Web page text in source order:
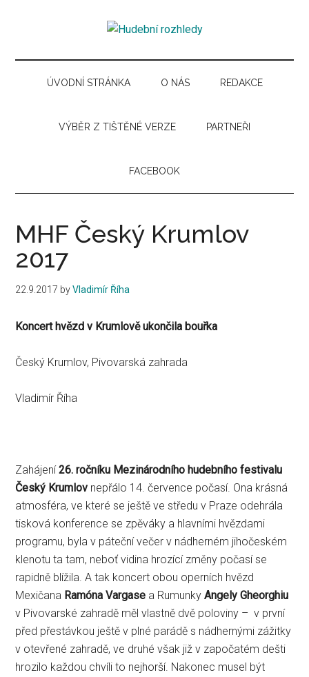
content
menu
sidebar
sidebar
Hudební
rozhledy
pro
hudebníÚVODNÍ STRÁNKA O NÁS REDAKCE
VÝBĚR Z TIŠTĚNÉ VERZE PARTNEŘI
FACEBOOK
MHF Český Krumlov
2017
22.9.2017 byVladimír Říha
Koncert hvězd v Krumlově ukončila bouřka
Český Krumlov, Pivovarská zahrada
Vladimír Říha
Zahájení26. ročníku Mezinárodního hudebního festivalu
Český Krumlov nepřálo 14. července počasí. Ona krásná
atmosféra, ve které se ještě ve středu v Praze odehrála
tisková konference se zpěváky a hlavními hvězdami
programu, byla v páteční večer v nádherném jihočeském
klenotu ta tam, neboť vidina hrozící změny počasí se
rapidně blížila. A tak koncert obou operních hvězd
Mexičana Ramóna Vargase a RumunkyAngely Gheorghiu
v Pivovarské zahradě měl vlastně dvě poloviny – v první
před přestávkou ještě v plné parádě s nádhernými zážitky
v otevřené zahradě, ve druhé však již v započatém dešti
hrozilo každou chvíli to nejhorší. Nakonec musel být